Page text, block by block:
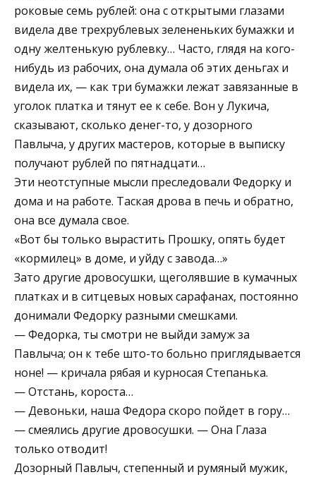
роковые семь рублей: она с открытыми глазами
видела две трехрублевых зелененьких бумажки и
одну желтенькую рублевку… Часто, глядя на кого-
нибудь из рабочих, она думала об этих деньгах и
видела их, — как три бумажки лежат завязанные в
уголок платка и тянут ее к себе. Вон у Лукича,
сказывают, сколько денег-то, у дозорного
Павлыча, у других мастеров, которые в выписку
получают рублей по пятнадцати…
Эти неотступные мысли преследовали Федорку и
дома и на работе. Таская дрова в печь и обратно,
она все думала свое.
«Вот бы только вырастить Прошку, опять будет
«кормилец» в доме, и уйду с завода…»
Зато другие дровосушки, щеголявшие в кумачных
платках и в ситцевых новых сарафанах, постоянно
донимали Федорку разными смешками.
— Федорка, ты смотри не выйди замуж за
Павлыча; он к тебе што-то больно приглядывается
ноне! — кричала рябая и курносая Степанька.
— Отстань, короста…
— Девоньки, наша Федора скоро пойдет в гору…
— смеялись другие дровосушки. — Она Глаза
только отводит!
Дозорный Павлыч, степенный и румяный мужик,